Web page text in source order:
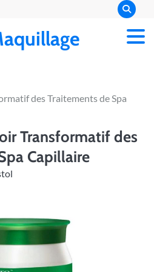
des Traitements de Spa
Transformatif des
Capillaire